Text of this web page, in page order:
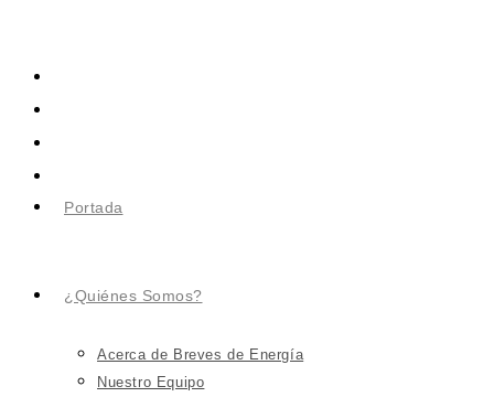
Portada
¿Quiénes Somos?
Acerca de Breves de Energía
Nuestro Equipo